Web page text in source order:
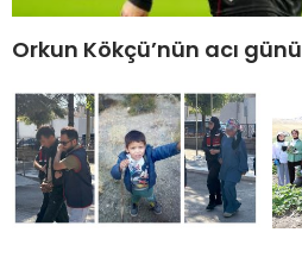
Orkun Kökçü’nün acı günü